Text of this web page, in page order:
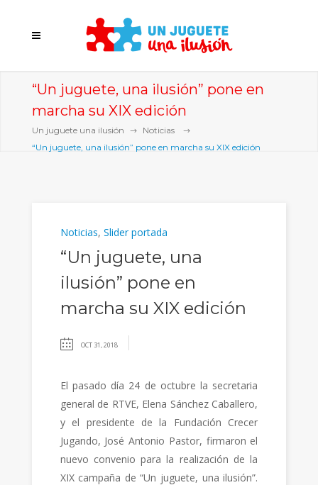
“Un juguete, una ilusión” pone en
marcha su XIX edición
Un juguete una ilusión
Noticias
“Un juguete, una ilusión” pone en marcha su XIX edición
Noticias, Slider portada
“Un juguete, una
ilusión” pone en
marcha su XIX edición
OCT 31, 2018
El pasado día 24 de octubre la secretaria
general de RTVE, Elena Sánchez Caballero,
y el presidente de la Fundación Crecer
Jugando, José Antonio Pastor, firmaron el
nuevo convenio para la realización de la
XIX campaña de “Un juguete, una ilusión”.